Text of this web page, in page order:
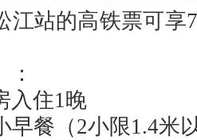
江站的高铁票可享
：
入住1晚
早餐（2小限1.4米